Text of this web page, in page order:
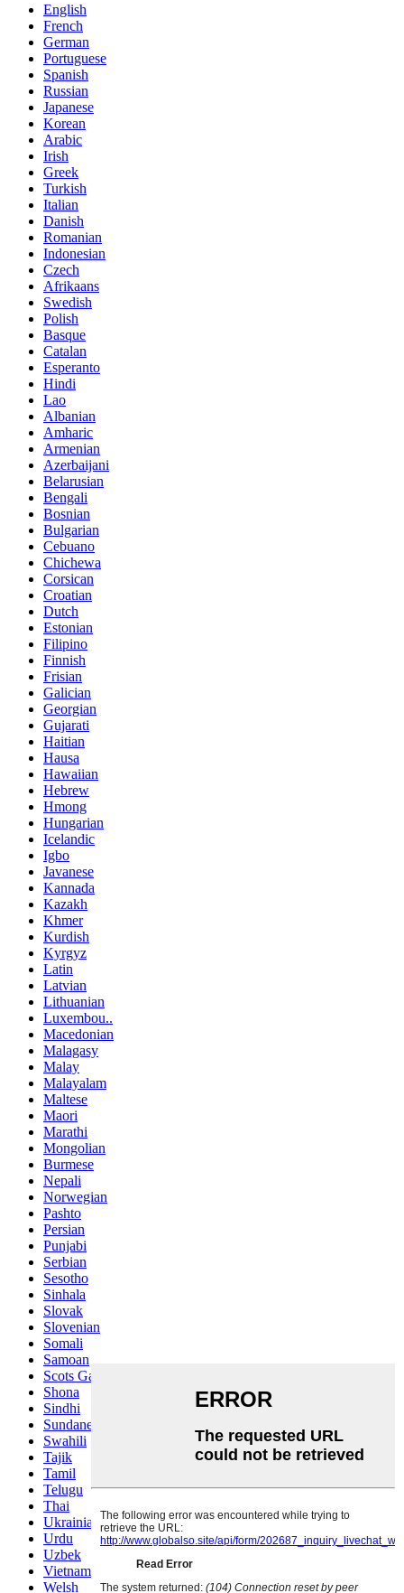
English
French
German
Portuguese
Spanish
Russian
Japanese
Korean
Arabic
Irish
Greek
Turkish
Italian
Danish
Romanian
Indonesian
Czech
Afrikaans
Swedish
Polish
Basque
Catalan
Esperanto
Hindi
Lao
Albanian
Amharic
Armenian
Azerbaijani
Belarusian
Bengali
Bosnian
Bulgarian
Cebuano
Chichewa
Corsican
Croatian
Dutch
Estonian
Filipino
Finnish
Frisian
Galician
Georgian
Gujarati
Haitian
Hausa
Hawaiian
Hebrew
Hmong
Hungarian
Icelandic
Igbo
Javanese
Kannada
Kazakh
Khmer
Kurdish
Kyrgyz
Latin
Latvian
Lithuanian
Luxembou..
Macedonian
Malagasy
Malay
Malayalam
Maltese
Maori
Marathi
Mongolian
Burmese
Nepali
Norwegian
Pashto
Persian
Punjabi
Serbian
Sesotho
Sinhala
Slovak
Slovenian
Somali
Samoan
Scots Gaelic
Shona
Sindhi
Sundanese
Swahili
Tajik
Tamil
Telugu
Thai
Ukrainian
Urdu
Uzbek
Vietnamese
Welsh